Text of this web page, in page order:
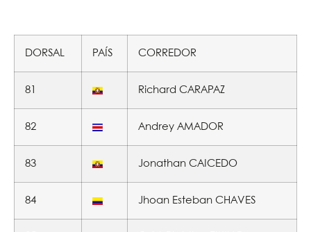
DORSAL PAÍS CORREDOR
81 Richard CARAPAZ
82 Andrey AMADOR
83 Jonathan CAICEDO
84 Jhoan Esteban CHAVES